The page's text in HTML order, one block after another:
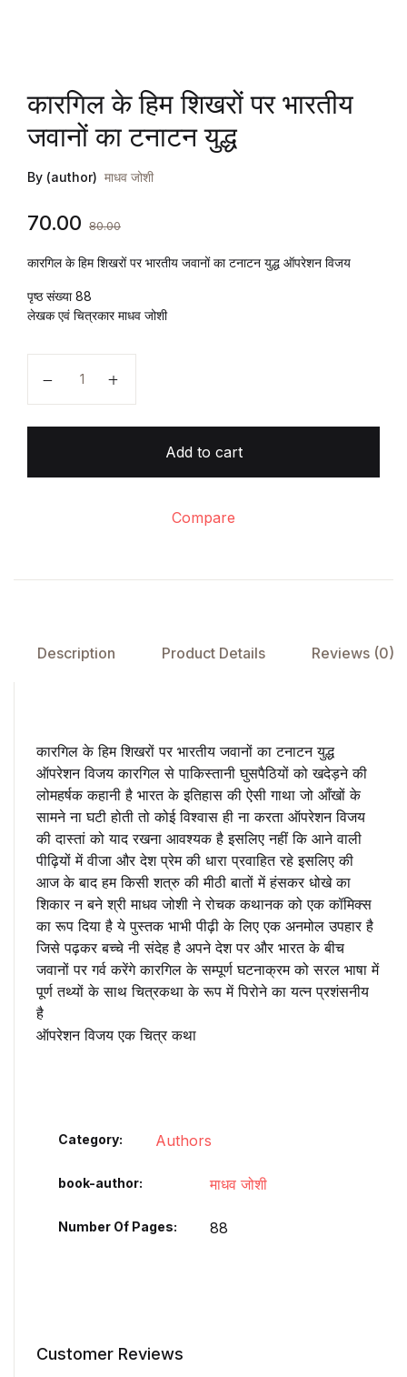
कारगिल के हिम शिखरों पर भारतीय
जवानों का टनाटन युद्ध
By (author) माधव जोशी
70.00 80.00
कारगिल के हिम शिखरों पर भारतीय जवानों का टनाटन युद्ध ऑपरेशन विजय
पृष्ठ संख्या 88
लेखक एवं चित्रकार माधव जोशी
Add to cart
Compare
Description Product Details Reviews (0)
कारगिल के हिम शिखरों पर भारतीय जवानों का टनाटन युद्ध
ऑपरेशन विजय कारगिल से पाकिस्तानी घुसपैठियों को खदेड़ने की
लोमहर्षक कहानी है भारत के इतिहास की ऐसी गाथा जो आँखों के
सामने ना घटी होती तो कोई विश्वास ही ना करता ऑपरेशन विजय
की दास्तां को याद रखना आवश्यक है इसलिए नहीं कि आने वाली
पीढ़ियों में वीजा और देश प्रेम की धारा प्रवाहित रहे इसलिए की
आज के बाद हम किसी शत्रु की मीठी बातों में हंसकर धोखे का
शिकार न बने श्री माधव जोशी ने रोचक कथानक को एक कॉमिक्स
का रूप दिया है ये पुस्तक भाभी पीढ़ी के लिए एक अनमोल उपहार है
जिसे पढ़कर बच्चे नी संदेह है अपने देश पर और भारत के बीच
जवानों पर गर्व करेंगे कारगिल के सम्पूर्ण घटनाक्रम को सरल भाषा में
पूर्ण तथ्यों के साथ चित्रकथा के रूप में पिरोने का यत्न प्रशंसनीय
है
ऑपरेशन विजय एक चित्र कथा
Category: Authors
book-author माधव जोशी
Number Of Pages 88
Customer Reviews